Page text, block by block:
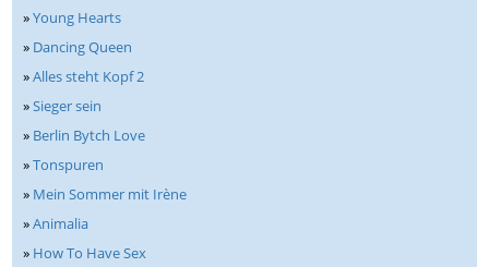
»Young Hearts
» Dancing Queen
»Alles steht Kopf 2
»Sieger sein
» Berlin Bytch Love
»Tonspuren
» Mein Sommer mit Irène
»Animalia
» How To Have Sex